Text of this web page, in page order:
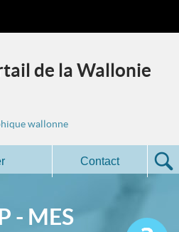
de la Wallonie
wallonne
Contact
- MES